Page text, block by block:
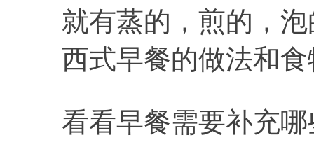
就有蒸的，煎的，
西式早餐的做法和
看看早餐需要补充